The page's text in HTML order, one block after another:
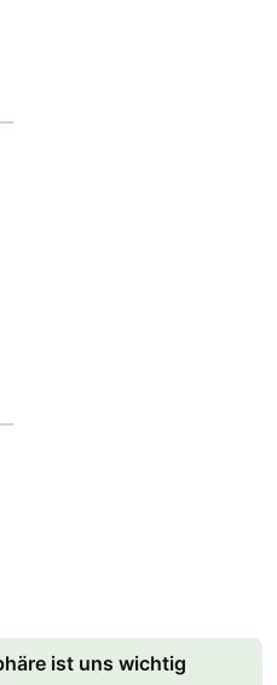
ist uns wichtig